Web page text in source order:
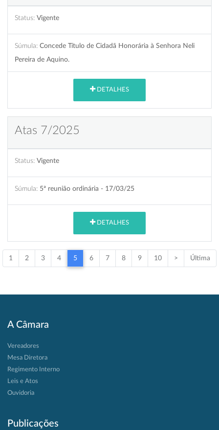
Status: Vigente
Súmula: Concede Título de Cidadã Honorária à Senhora Neli
Pereira de Aquino.
DETALHES
Atas 7/2025
Status: Vigente
Súmula: 5ª reunião ordinária - 17/03/25
DETALHES
1 2 3 4 5 6 7 8 9 10 > Última
A Câmara
Vereadores
Mesa Diretora
Regimento Interno
Leis e Atos
Ouvidoria
Publicações